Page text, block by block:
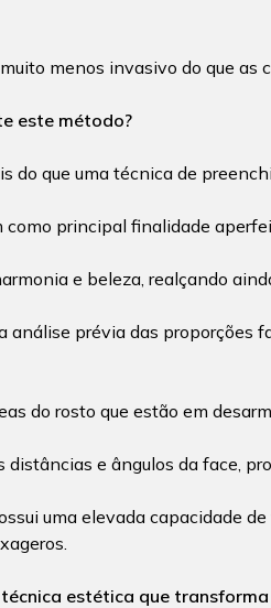
menos invasivo do que as
este método?
do que uma técnica de
principal finalidade
e beleza, realçando
análise prévia das proporções
do rosto que estão em
distâncias e ângulos da face,
uma elevada capacidade
estética que